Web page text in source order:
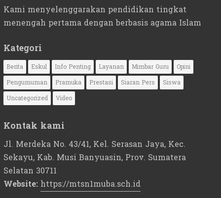
Kami menyelenggarakan pendidikan tingkat
menengah pertama dengan berbasis agama Islam
Kategori
Berita Eskul Info Penting Layanan Mimbar Guru
Opini
Pengumuman
Pramuka Prestasi Siaran Pers
Siswa
Uncategorized
Video
Kontak kami
Jl. Merdeka No. 43/41, Kel. Serasan Jaya, Kec.
Sekayu, Kab. Musi Banyuasin, Prov. Sumatera
Selatan 30711
Website: https://mtsn1muba.sch.id